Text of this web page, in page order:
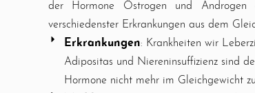
der Hormone Östrogen und Androgen
verschiedenster Erkrankungen aus dem
Erkrankungen: Krankheiten wir
Adipositas und Niereninsuffizienz sind
Hormone nicht mehr im Gleichgewicht